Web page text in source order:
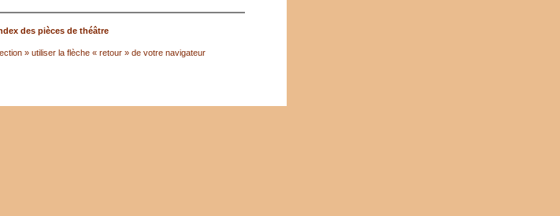
des pièces de théâtre
» utiliser la flèche « retour » de votre navigateur